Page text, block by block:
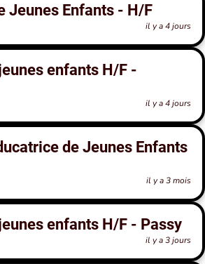
Jeunes Enfants - H/F
il y a 4 jours
enfants H/F -
il y a 4 jours
de Jeunes Enfants
il y a 3 mois
enfants H/F - Passy
il y a 3 jours